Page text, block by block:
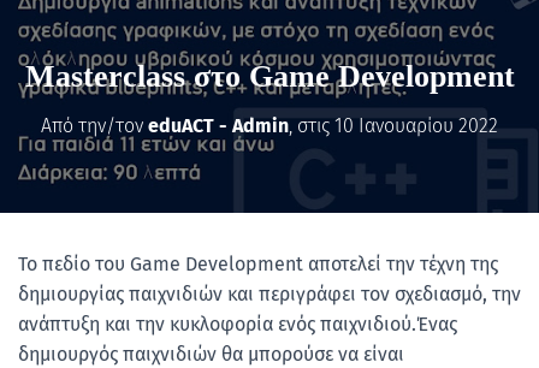
Masterclass στο Game Development
Από την/τον eduACT - Admin, στις 10 Ιανουαρίου 2022
Το πεδίο του Game Development αποτελεί την τέχνη της
δημιουργίας παιχνιδιών και περιγράφει τον σχεδιασμό, την
ανάπτυξη και την κυκλοφορία ενός παιχνιδιού.Ένας
δημιουργός παιχνιδιών θα μπορούσε να είναι